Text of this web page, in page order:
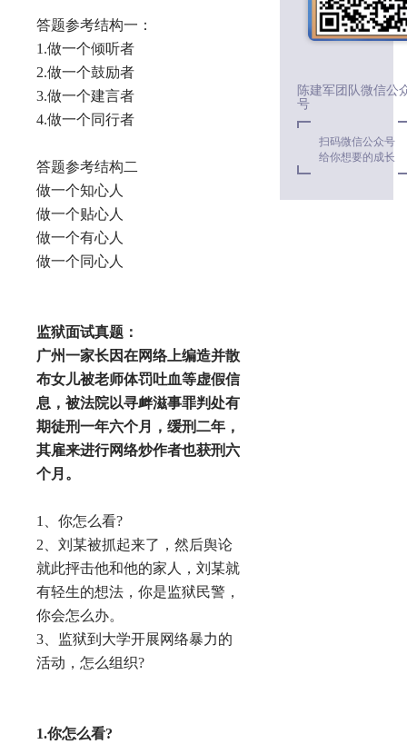
答题参考结构一：
1.做一个倾听者
2.做一个鼓励者
3.做一个建言者
4.做一个同行者
答题参考结构二
做一个知心人
做一个贴心人
做一个有心人
做一个同心人
监狱面试真题：
广州一家长因在网络上编造并散
布女儿被老师体罚吐血等虚假信
息，被法院以寻衅滋事罪判处有
期徒刑一年六个月，缓刑二年，
其雇来进行网络炒作者也获刑六
个月。
1、你怎么看?
2、刘某被抓起来了，然后舆论
就此抨击他和他的家人，刘某就
有轻生的想法，你是监狱民警，
你会怎么办。
3、监狱到大学开展网络暴力的
活动，怎么组织?
1.你怎么看?
陈建军团队微信公
号
扫码微信公众号
给你想要的成长